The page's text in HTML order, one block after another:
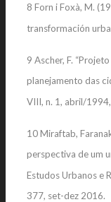
8 Forn i Foxà, M.
transformación
9 Ascher, F.
planejamento das
VIII, n. 1, abril/
10 Miraftab,
perspectiva de um
Estudos Urbanos e
377, set-dez 2016.